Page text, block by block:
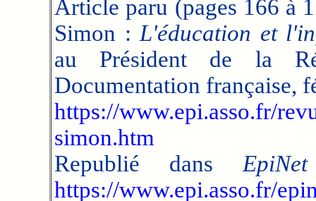
Article paru (pages 166 à
Simon : L'éducation et
au Président de la
Documentation française,
https://www.epi.asso.fr/
simon.htm
Republié dans EpiNet
https://www.epi.asso.fr/